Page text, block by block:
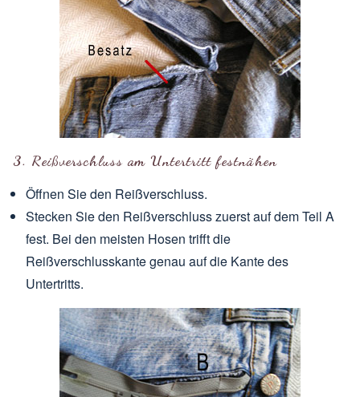
3. Reißverschluss am Untertritt festnähen
Öffnen Sie den Reißverschluss.
Stecken Sie den Reißverschluss zuerst auf dem Teil A
fest. Bei den meisten Hosen trifft die
Reißverschlusskante genau auf die Kante des
Untertritts.